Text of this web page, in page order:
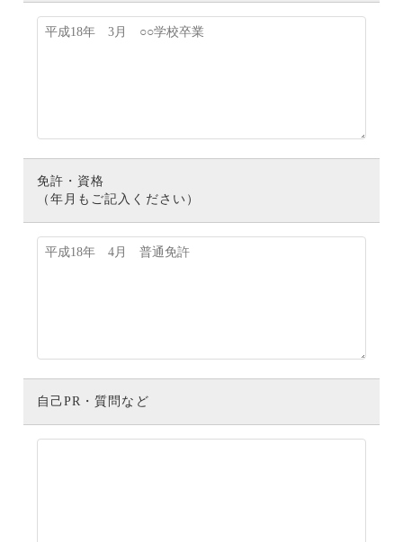
免許・資格
（年月もご記入ください）
自己PR・質問など